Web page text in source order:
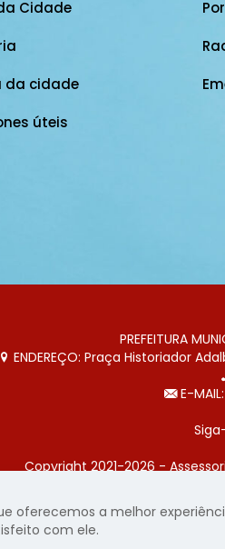
Cidade
da cidade
úteis
PREFEITURA
ENDEREÇO: Praça Historiador
E-
Copyright 2021-2026 -
Página desenvolvida
oferecemos a melhor
com ele.